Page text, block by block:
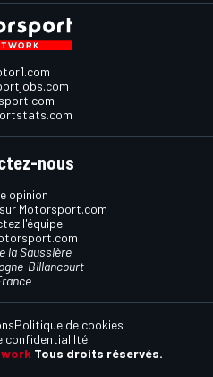
nous
opinion
Motorsport.com
l'équipe
la Saussière
Billancourt
Tous droits réservés.
Politique de cookies
confidentialilté